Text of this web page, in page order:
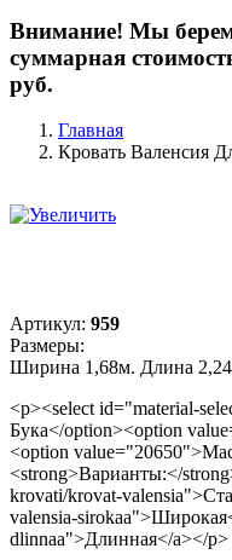
Внимание! Мы
суммарная
руб.
Главная
Кровать Валенсия
Артикул: 959
Размеры:
Ширина 1,68м. Длина
<p><select id="material-
Бука</option><option
<option
<strong>Варианты:</
krovati/krovat-
valensia-
dlinnaa">Длинная</a></p>